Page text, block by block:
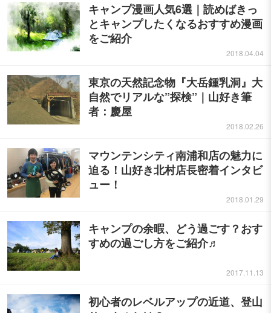
キャンプ漫画人気6選｜読めばきっ
とキャンプしたくなるおすすめ漫画
をご紹介
2018.04.04
東京の天然記念物『大岳鍾乳洞』大
自然でリアルな”探検”｜山好き筆
者：慶屋
2018.02.26
マウンテンシティ南浦和店の魅力に
迫る！山好き北村店長密着インタビ
ュー！
2018.01.29
キャンプの余暇、どう過ごす？おす
すめの過ごし方をご紹介♬
2017.11.13
初心者のレベルアップの近道、登山